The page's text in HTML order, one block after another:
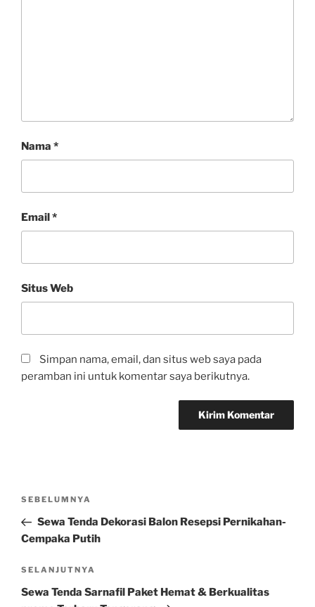
Nama *
Email*
Situs Web
Simpan nama, email, dan situs web saya pada
peramban ini untuk komentar saya berikutnya.
Navigasi
Pos
Sebelumnya
SEBELUMNYA
Sewa Tenda Dekorasi Balon Resepsi Pernikahan-
Cempaka Putih
Pos
Selanjutnya
SELANJUTNYA
Sewa Tenda Sarnafil Paket Hemat & Berkualitas